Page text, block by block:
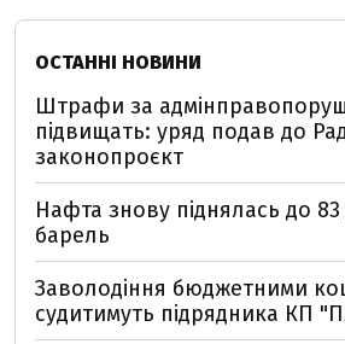
ОСТАННІ НОВИНИ
Штрафи за
підвищать: уряд подав до
законопроєкт
Нафта знову піднялась до 83
барель
Заволодіння бюджетними
судитимуть підрядника КП